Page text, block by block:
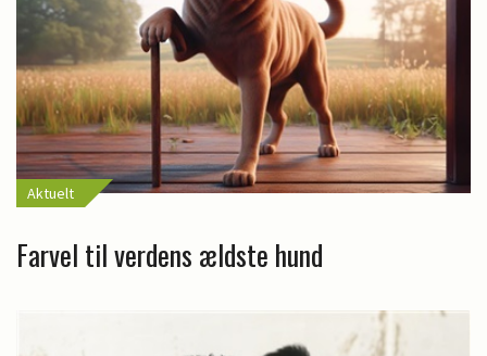
Aktuelt
Farvel til verdens ældste hund